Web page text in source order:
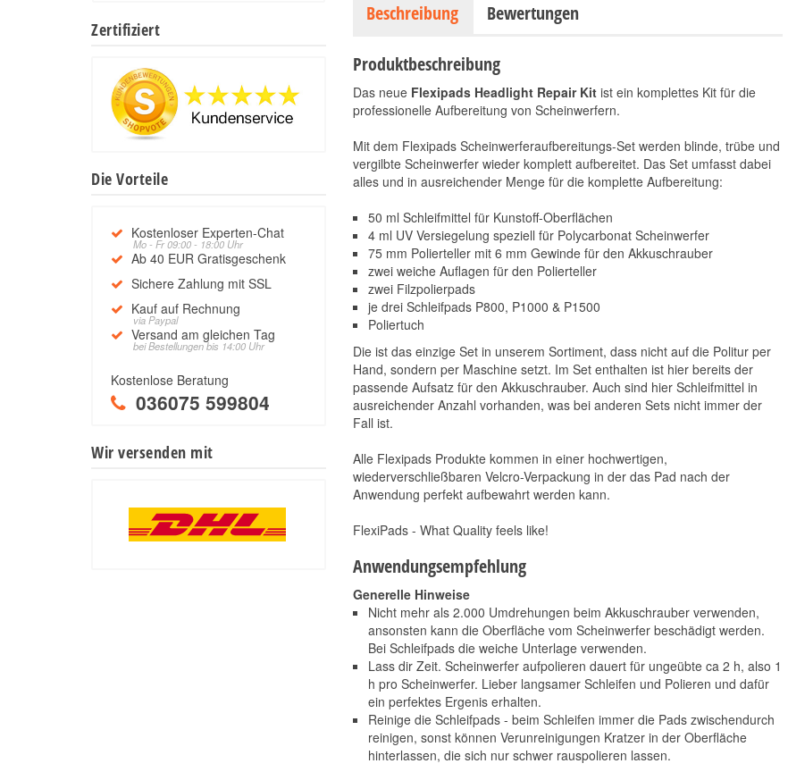
Beschreibung Bewertungen
Produktbeschreibung
Das neue Flexipads Headlight Repair Kitist ein komplettes Kit für die
professionelle Aufbereitung von Scheinwerfern.
Mit dem Flexipads Scheinwerferaufbereitungs-Set werden blinde, trübe und
vergilbte Scheinwerfer wieder komplett aufbereitet. Das Set umfasst dabei
alles und in ausreichender Menge für die komplette Aufbereitung:
50 ml Schleifmittel für Kunstoff-Oberflächen
4 ml UV Versiegelung speziell für Polycarbonat Scheinwerfer
75 mm Polierteller mit 6 mm Gewinde für den Akkuschrauber
zwei weiche Auflagen für den Polierteller
zwei Filzpolierpads
je drei Schleifpads P800, P1000 & P1500
Poliertuch
Die ist das einzige Set in unserem Sortiment, dass nicht auf die Politur per
Hand, sondern per Maschine setzt. Im Set enthalten ist hier bereits der
passende Aufsatz für den Akkuschrauber. Auch sind hier Schleifmittel in
ausreichender Anzahl vorhanden, was bei anderen Sets nicht immer der
Fall ist.
Alle Flexipads Produkte kommen in einer hochwertigen,
wiederverschließbaren Velcro-Verpackung in der das Pad nach der
Anwendung perfekt aufbewahrt werden kann.
FlexiPads - What Quality feels like!
Anwendungsempfehlung
Generelle Hinweise
Nicht mehr als 2.000 Umdrehungen beim Akkuschrauber verwenden,
ansonsten kann die Oberfläche vom Scheinwerfer beschädigt werden.
Bei Schleifpads die weiche Unterlage verwenden.
Lass dir Zeit. Scheinwerfer aufpolieren dauert für ungeübte ca 2 h, also 1
h pro Scheinwerfer. Lieber langsamer Schleifen und Polieren und dafür
ein perfektes Ergenis erhalten.
Reinige die Schleifpads - beim Schleifen immer die Pads zwischendurch
reinigen, sonst können Verunreinigungen Kratzer in der Oberfläche
hinterlassen, die sich nur schwer rauspolieren lassen.
Koch Chemie Leather
Star 1L
21,90 € *
21,90 € pro 1 l
& Kunststoff 300 ml
49,67 € pro 1 l
ml
14,90 €
99,33 € pro 1 l
Acrylglaspolitur 75 ml
9,90 € *
36,00 € pro 1 l
Zertifiziert
Die Vorteile
Kostenloser Experten-Chat
Mo - Fr 09:00 - 18:00 Uhr
Ab 40 EUR Gratisgeschenk
Sichere Zahlung mit SSL
Kauf auf Rechnung
via Paypal
Versand am gleichen Tag
bei Bestellungen bis 14:00 Uhr
Kostenlose Beratung
036075 599804
Wir versenden mit